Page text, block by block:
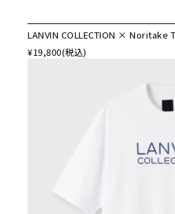
LANVIN COLLECTION × Noritake
¥19,800(税込)